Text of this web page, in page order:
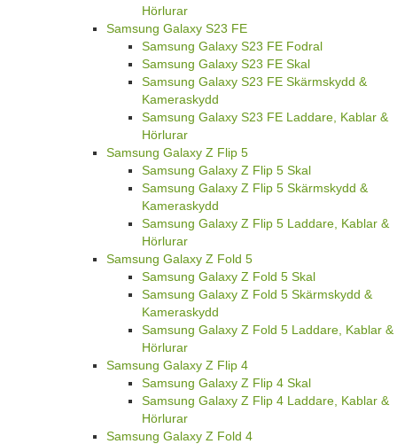
Hörlurar
Samsung Galaxy S23 FE
Samsung Galaxy S23 FE Fodral
Samsung Galaxy S23 FE Skal
Samsung Galaxy S23 FE Skärmskydd &
Kameraskydd
Samsung Galaxy S23 FE Laddare, Kablar &
Hörlurar
Samsung Galaxy Z Flip 5
Samsung Galaxy Z Flip 5 Skal
Samsung Galaxy Z Flip 5 Skärmskydd &
Kameraskydd
Samsung Galaxy Z Flip 5 Laddare, Kablar &
Hörlurar
Samsung Galaxy Z Fold 5
Samsung Galaxy Z Fold 5 Skal
Samsung Galaxy Z Fold 5 Skärmskydd &
Kameraskydd
Samsung Galaxy Z Fold 5 Laddare, Kablar &
Hörlurar
Samsung Galaxy Z Flip 4
Samsung Galaxy Z Flip 4 Skal
Samsung Galaxy Z Flip 4 Laddare, Kablar &
Hörlurar
Samsung Galaxy Z Fold 4